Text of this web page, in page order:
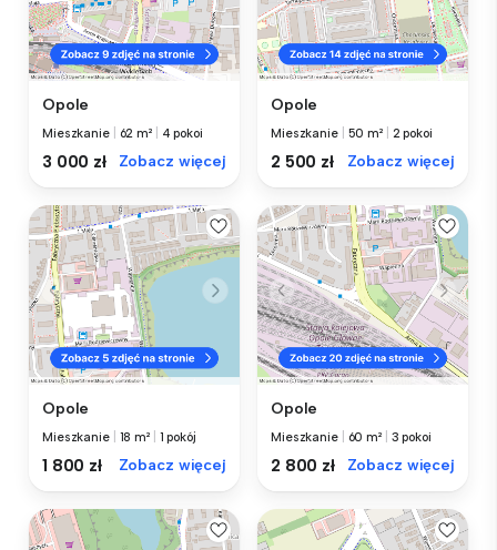
Opole
Mieszkanie 62 m² 4 pokoi
3 000 zł Zobacz więcej
Opole
Mieszkanie 50 m² 2 pokoi
2 500 zł Zobacz więcej
Opole
Mieszkanie 18 m² 1 pokój
1 800 zł Zobacz więcej
Opole
Mieszkanie 60 m² 3 pokoi
2 800 zł Zobacz więcej